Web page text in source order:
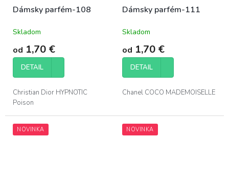
Dámsky parfém-108
Priemerné
produktu
5,0
5
hviezdičiek.
Skladom
od 1,70 €
DETAIL
Christian Dior HYPNOTIC
Poison
Dámsky parfém-111
Priemerné
produktu
5,0
5
Skladom
od 1,70 €
DETAIL
Chanel COCO MADEMOISELLE
NOVINKA NOVINKA